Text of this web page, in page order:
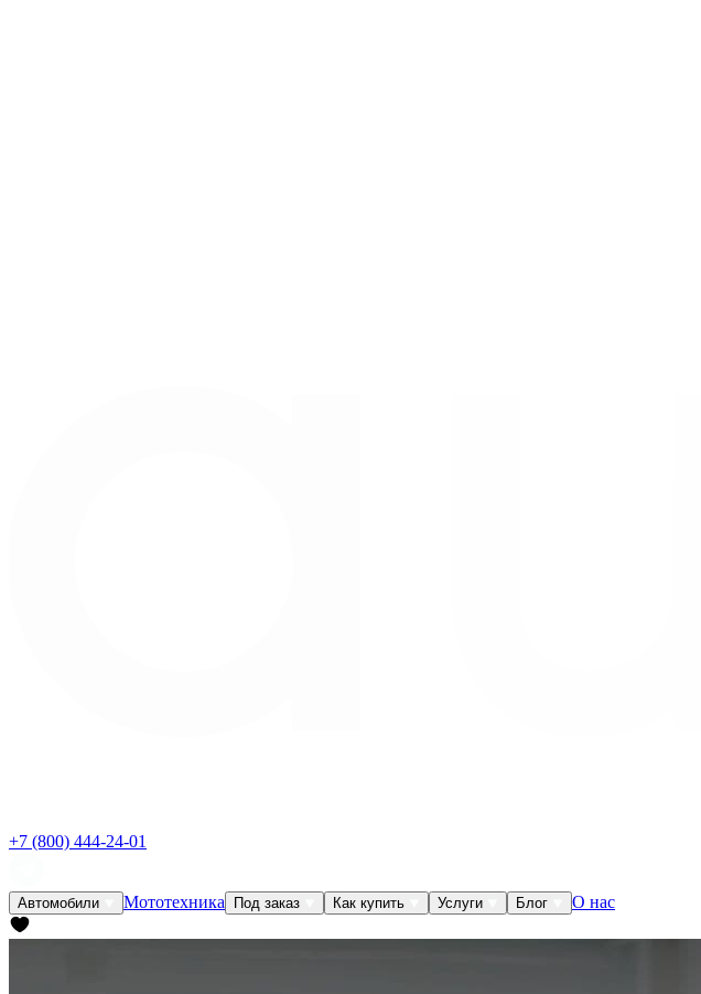
+7 (800) 444-24-01
Автомобили Мототехника Под заказ Как купить Услуги Блог О нас